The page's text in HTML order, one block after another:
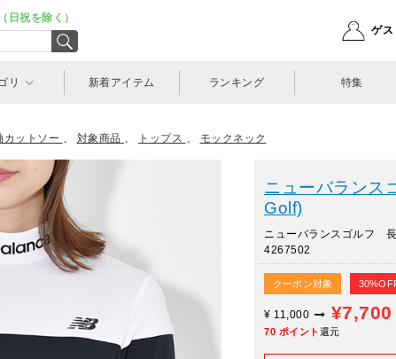
日祝を除く）
ゲス
リ 新着アイテム ランキング 特集
カットソー 、 対象商品 、 トップス 、 モックネック
ニューバランス
Golf)
ニューバランスゴルフ
4267502
クーポン対象
¥ 11,000 ¥7,700
70 ポイント 還元